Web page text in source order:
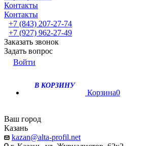
Контакты
Контакты
+7 (843) 207-27-74
+7 (927) 962-27-49
Заказать звонок
Задать вопрос
Войти
В КОРЗИНУ
Корзина0
Ваш город
Казань
kazan@alta-profil.net